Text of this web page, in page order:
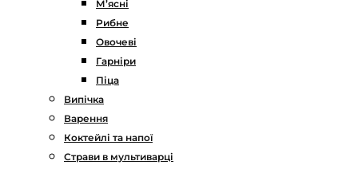
М’ясні
Рибне
Овочеві
Гарніри
Піца
Випічка
Варення
Коктейлі та напої
Страви в мультиварці